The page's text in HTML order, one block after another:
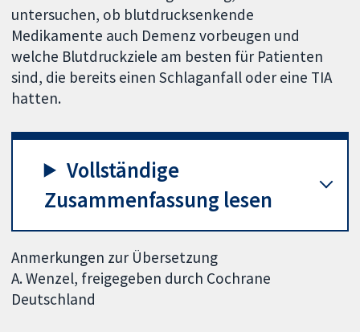
untersuchen, ob blutdrucksenkende
Medikamente auch Demenz vorbeugen und
welche Blutdruckziele am besten für Patienten
sind, die bereits einen Schlaganfall oder eine TIA
hatten.
Vollständige
Zusammenfassung lesen
Anmerkungen zur Übersetzung
A. Wenzel, freigegeben durch Cochrane
Deutschland